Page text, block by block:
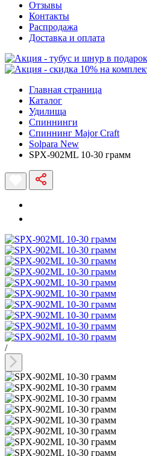
Отзывы
Контакты
Распродажа
Доставка и оплата
Главная страница
Каталог
Удилища
Спиннинги
Спиннинг Major Craft
Solpara New
SPX-902ML 10-30 грамм
/